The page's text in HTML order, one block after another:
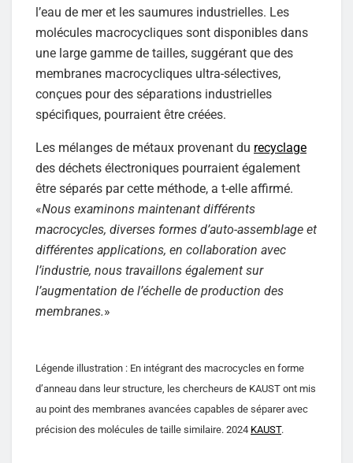
l’eau de mer et les saumures industrielles. Les
molécules macrocycliques sont disponibles dans
une large gamme de tailles, suggérant que des
membranes macrocycliques ultra-sélectives,
conçues pour des séparations industrielles
spécifiques, pourraient être créées.
Les mélanges de métaux provenant du recyclage
des déchets électroniques pourraient également
être séparés par cette méthode, a t-elle affirmé.
«Nous examinons maintenant différents
macrocycles, diverses formes d’auto-assemblage et
différentes applications, en collaboration avec
l’industrie, nous travaillons également sur
l’augmentation de l’échelle de production des
membranes.»
Légende illustration : En intégrant des macrocycles en forme
d’anneau dans leur structure, les chercheurs de KAUST ont mis
au point des membranes avancées capables de séparer avec
précision des molécules de taille similaire. 2024 KAUST.